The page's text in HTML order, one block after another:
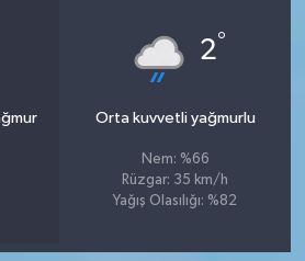
2°
Orta kuvvetli yağmurlu
Nem: %66
Rüzgar: 35 km/h
Yağış Olasılığı: %82